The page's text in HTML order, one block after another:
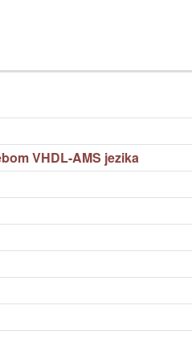
VHDL-AMS jezika